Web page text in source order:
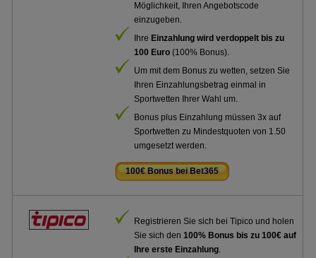
Möglichkeit, Ihren Angebotscode
einzugeben.
Ihre Einzahlung wird verdoppelt bis zu
100 Euro (100% Bonus).
Um mit dem Bonus zu wetten, setzen Sie
Ihren Einzahlungsbetrag einmal in
Sportwetten Ihrer Wahl um.
Bonus plus Einzahlung müssen 3x auf
Sportwetten zu Mindestquoten von 1.50
umgesetzt werden.
100€ Bonus bei Bet365
Registrieren Sie sich bei Tipico und holen
Sie sich den100% Bonus bis zu 100€ auf
Ihre erste Einzahlung.